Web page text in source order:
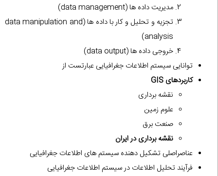
مدیریت داده ها (data management)
تجزیه و تحلیل و کار با داده ها (data manipulation and
analysis)
خروجی داده ها (data output)
توانایی سیستم اطلاعات جغرافیایی عبارتست از
کاربردهای GIS
نقشه برداری
علوم زمین
صنعت برق
نقشه برداری در ایران
عناصراصلی تشکیل دهنده سیستم های اطلاعات جغرافیایی
فرآیند تحلیل اطلاعات در سیستم اطلاعات جغرافیایی